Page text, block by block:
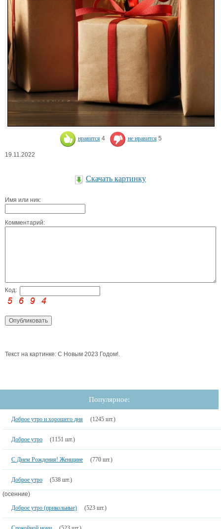
нравится 4 не нравится 5
19.11.2022
Скачать картинку
Имя или ник:
Комментарий:
Код:
Текст на картинке: С Новым 2023 Годом!.
Популярное:
Доброе утро и хорошего дня (1245 шт.)
Доброе утро (1151 шт.)
С Днем Рождения! Женщине (770 шт.)
Доброе утро (538 шт.)
(осенние)
Доброе утро (прикольные)
(523 шт.)